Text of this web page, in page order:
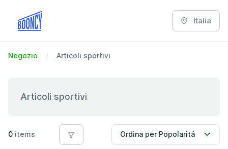
Italia
Negozio Articoli sportivi
Articoli sportivi
0 items